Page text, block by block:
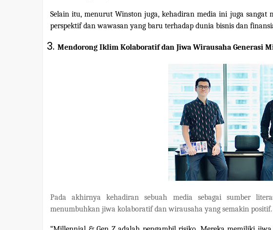
Selain itu, menurut Winston juga, kehadiran media ini juga sangat
perspektif dan wawasan yang baru terhadap dunia bisnis dan
Mendorong Iklim Kolaboratif dan Jiwa Wirausaha Generasi
Pada akhirnya kehadiran sebuah media sebagai sumber
menumbuhkan jiwa kolaboratif dan wirausaha yang semakin positif.